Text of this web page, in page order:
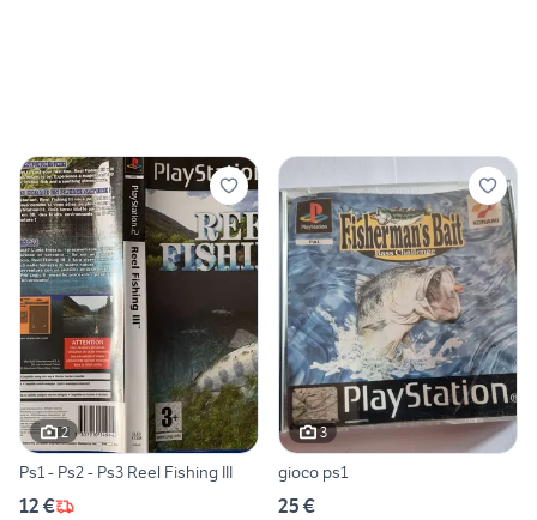
2
Ps1 - Ps2 - Ps3 Reel Fishing III
12 €
3
gioco ps1
25 €